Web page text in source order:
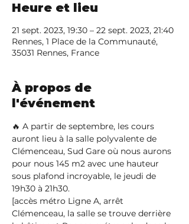
Heure et lieu
21 sept. 2023, 19:30 – 22 sept. 2023, 21:40
Rennes, 1 Place de la Communauté,
35031 Rennes, France
À propos de
l'événement
🔥 A partir de septembre, les cours
auront lieu à la salle polyvalente de
Clémenceau, Sud Gare où nous aurons
pour nous 145 m2 avec une hauteur
sous plafond incroyable, le jeudi de
19h30 à 21h30.
[accès métro Ligne A, arrêt
Clémenceau, la salle se trouve derrière